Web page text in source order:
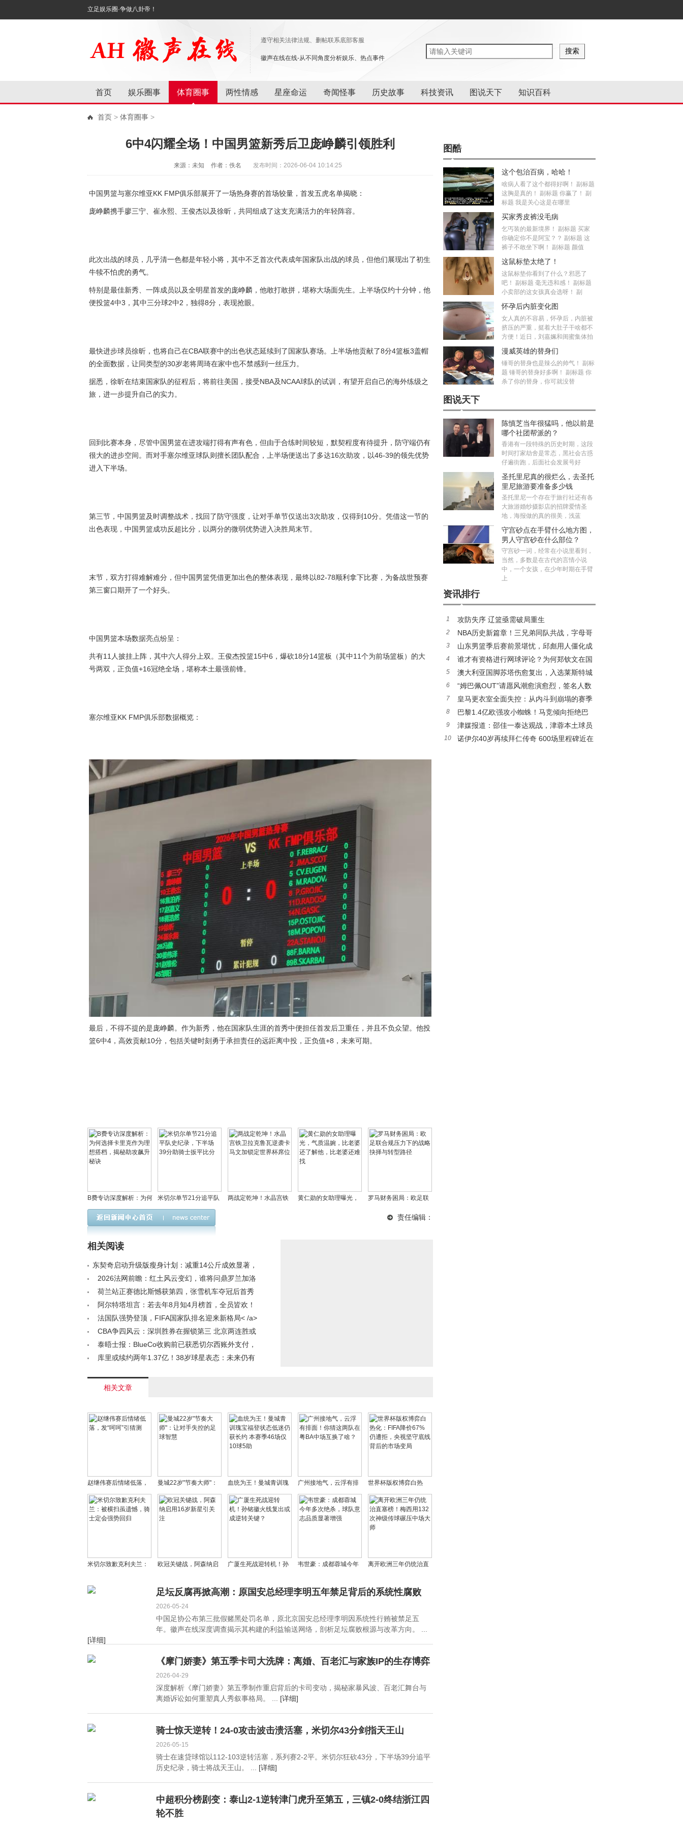
立足娱乐圈·争做八卦帝！
遵守相关法律法规、删帖联系底部客服
徽声在线在线-从不同角度分析娱乐、热点事件
首页 娱乐圈事 体育圈事 两性情感 星座命运 奇闻怪事 历史故事 科技资讯 图说天下 知识百科
首页 > 体育圈事 >
6中4闪耀全场！中国男篮新秀后卫庞峥麟引领胜利
来源：未知 作者：佚名 发布时间：2026-06-04 10:14:25
中国男篮与塞尔维亚KK FMP俱乐部展开了一场热身赛的首场较量，首发五虎名单揭晓：
庞峥麟携手廖三宁、崔永熙、王俊杰以及徐昕，共同组成了这支充满活力的年轻阵容。
此次出战的球员，几乎清一色都是年轻小将，其中不乏首次代表成年国家队出战的球员，但他们展现出了初生
牛犊不怕虎的勇气。
特别是最佳新秀、一阵成员以及全明星首发的庞峥麟，他敢打敢拼，堪称大场面先生。上半场仅约十分钟，他
便投篮4中3，其中三分球2中2，独得8分，表现抢眼。
最快进步球员徐昕，也将自己在CBA联赛中的出色状态延续到了国家队赛场。上半场他贡献了8分4篮板3盖帽
的全面数据，让同类型的30岁老将周琦在家中也不禁感到一丝压力。
据悉，徐昕在结束国家队的征程后，将前往美国，接受NBA及NCAA球队的试训，有望开启自己的海外练级之
旅，进一步提升自己的实力。
回到比赛本身，尽管中国男篮在进攻端打得有声有色，但由于合练时间较短，默契程度有待提升，防守端仍有
很大的进步空间。而对手塞尔维亚球队则擅长团队配合，上半场便送出了多达16次助攻，以46-39的领先优势
进入下半场。
第三节，中国男篮及时调整战术，找回了防守强度，让对手单节仅送出3次助攻，仅得到10分。凭借这一节的
出色表现，中国男篮成功反超比分，以两分的微弱优势进入决胜局末节。
末节，双方打得难解难分，但中国男篮凭借更加出色的整体表现，最终以82-78顺利拿下比赛，为备战世预赛
第三窗口期开了一个好头。
中国男篮本场数据亮点纷呈：
共有11人披挂上阵，其中六人得分上双。王俊杰投篮15中6，爆砍18分14篮板（其中11个为前场篮板）的大
号两双，正负值+16冠绝全场，堪称本土最强前锋。
塞尔维亚KK FMP俱乐部数据概览：
最后，不得不提的是庞峥麟。作为新秀，他在国家队生涯的首秀中便担任首发后卫重任，并且不负众望。他投
篮6中4，高效贡献10分，包括关键时刻勇于承担责任的远距离中投，正负值+8，未来可期。
B费专访深度解析：为何
选择卡里克作为理想搭
档，揭秘助攻飙升秘诀
米切尔单节21分追平队
史纪录，下半场39分助
两战定乾坤！水晶宫铁
黄仁勋的女助理曝光，
罗马财务困局：欧足联
责任编辑：
相关阅读
东契奇启动升级版瘦身计划：减重14公斤成效显著，
湖人围绕其重建阵容< /a>
2026法网前瞻：红土风云变幻，谁将问鼎罗兰加洛
斯？< /a>
荷兰站正赛德比斯憾获第四，张雪机车夺冠后首秀
引关注< /a>
阿尔特塔坦言：若去年8月知4月榜首，全员皆欢！
枪手7天双决战< /a>
法国队强势登顶，FIFA国家队排名迎来新格局< /a>
CBA争四风云：深圳胜券在握锁第三 北京两连胜或
压广东夺第四< /a>
泰晤士报：BlueCo收购前已获悉切尔西账外支付，
旧管理层主动担责< /a>
库里或续约两年1.37亿！38岁球星表态：未来仍有
相关文章
赵继伟赛后情绪低落，
发“呵呵”引猜测
曼城22岁"节奏大师"：
让对手失控的足球智慧
血统为王！曼城青训瑰
宝福登状态低迷仍获长
约 本赛季46场仅10球5
助
广州接地气，云浮有排
面！你猜这两队在粤BA
中场互换了啥？
世界杯版权博弈白热
化：FIFA降价67%仍遭
拒，央视坚守底线背后
的市场变局
米切尔致歉克利夫兰：
会强势回归
欧冠关键战，阿森纳启
广厦生死战迎转机！孙
关键？
韦世豪：成都蓉城今年
质显著增强
离开欧洲三年仍统治直
级传球碾压中场大师
足坛反腐再掀高潮：原国安总经理李明五年禁足背后的系统性腐败
2026-05-24
中国足协公布第三批假赌黑处罚名单，原北京国安总经理李明因系统性行贿被禁足五
年。徽声在线深度调查揭示其构建的利益输送网络，剖析足坛腐败根源与改革方向。 ...
[详细]
《摩门娇妻》第五季卡司大洗牌：离婚、百老汇与家族IP的生存博弈
2026-04-29
深度解析《摩门娇妻》第五季制作重启背后的卡司变动，揭秘家暴风波、百老汇舞台与
离婚诉讼如何重塑真人秀叙事格局。 ... [详细]
骑士惊天逆转！24-0攻击波击溃活塞，米切尔43分剑指天王山
2026-05-15
骑士在速贷球馆以112-103逆转活塞，系列赛2-2平。米切尔狂砍43分，下半场39分追平
历史纪录，骑士将战天王山。 ... [详细]
中超积分榜剧变：泰山2-1逆转津门虎升至第五，三镇2-0终结浙江四
轮不胜
图酷
这个包治百病，哈哈！
啥病人看了这个都得好啊！ 副标题
这胸是真的！ 副标题 你赢了！ 副
标题 我是关心这是在哪里
买家秀皮裤没毛病
乞丐装的最新境界！ 副标题 买家
你确定你不是阿宝？？ 副标题 这
裤子不敢坐下啊！ 副标题 颜值
这鼠标垫太绝了！
这鼠标垫你看到了什么？邪恶了
吧！ 副标题 毫无违和感！ 副标题
小卖部的这女孩真会选呀！ 副
怀孕后内脏变化图
女人真的不容易，怀孕后，内脏被
挤压的严重，挺着大肚子干啥都不
方便！近日，刘嘉姵和闺蜜集体拍
漫威英雄的替身们
锤哥的替身也是辣么的帅气！ 副标
题 锤哥的替身好多啊！ 副标题 你
杀了你的替身，你可就没替
图说天下
陈慎芝当年很猛吗，他以前是
哪个社团帮派的？
香港有一段特殊的历史时期，这段
时间打家劫舍是常态，黑社会古惑
仔遍街跑，后面社会发展号好
圣托里尼真的很烂么，去圣托
里尼旅游要准备多少钱
圣托里尼一个存在于旅行社还有各
大旅游婚纱摄影店的招牌爱情圣
地，海报做的真的很美，浅蓝
守宫砂点在手臂什么地方图，
男人守宫砂在什么部位？
守宫砂一词，经常在小说里看到，
当然，多数是在古代的言情小说
中，一个女孩，在少年时期在手臂
上
资讯排行
1 攻防失序 辽篮亟需破局重生
2
NBA历史新篇章！三兄弟同队共战，字母哥
续约风波再起
3
山东男篮季后赛前景堪忧，邱彪用人僵化成
最大障碍
4
谁才有资格进行网球评论？为何郑钦文在国
内成为敏感话题？
5
澳大利亚国脚苏塔伤愈复出，入选莱斯特城
比赛名单引关注
6
“姆巴佩OUT”请愿风潮愈演愈烈，签名人数
突破千万大关
7
皇马更衣室全面失控：从内斗到崩塌的赛季
噩梦
8
巴黎1.4亿欧强攻小蜘蛛！马竞倾向拒绝巴
萨，转会市场三强争霸白热化
9
津媒报道：邵佳一泰达观战，津蓉本土球员
表现抢眼，展望亚洲杯分组
10
诺伊尔40岁再续拜仁传奇 600场里程碑近在